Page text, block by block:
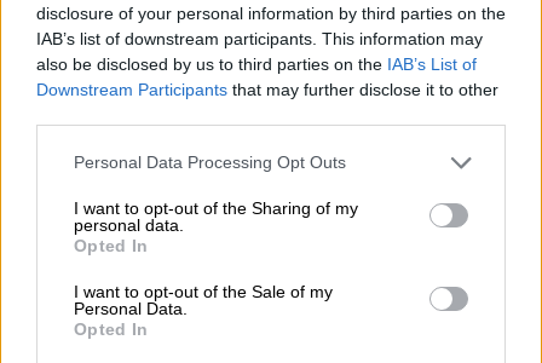
disclosure of your personal information by third parties on the
IAB’s list of downstream participants. This information may
also be disclosed by us to third parties on the IAB’s List of
Downstream Participants that may further disclose it to other
Personal Data Processing Opt Outs
I want to opt-out of the Sharing of my
personal data.
Opted In
I want to opt-out of the Sale of my
Personal Data.
Opted In
Non potrei mai scordarmi di te e del tuo
onomastico. Tanti auguri!
Auguri di buon onomastico. Ti auguro
amore, salute e serenità.
Dimenticarsi di un amico speciale come te
Ti auguro mille giorni come questi. Buon
onomastico, amico!
Sei l’unica persona che riesce a farmi
sorridere anche nelle giornate più buie.